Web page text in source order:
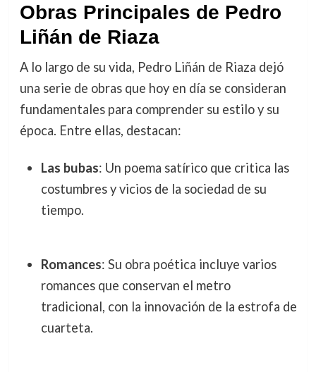
Obras Principales de Pedro
Liñán de Riaza
A lo largo de su vida, Pedro Liñán de Riaza dejó
una serie de obras que hoy en día se consideran
fundamentales para comprender su estilo y su
época. Entre ellas, destacan:
Las bubas: Un poema satírico que critica las
costumbres y vicios de la sociedad de su
tiempo.
Romances: Su obra poética incluye varios
romances que conservan el metro
tradicional, con la innovación de la estrofa de
cuarteta.